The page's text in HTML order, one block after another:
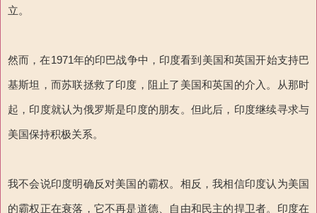
立。
然而，在1971年的印巴战争中，印度看到美国和英国开始支持巴
基斯坦，而苏联拯救了印度，阻止了美国和英国的介入。从那时
起，印度就认为俄罗斯是印度的朋友。但此后，印度继续寻求与
美国保持积极关系。
我不会说印度明确反对美国的霸权。相反，我相信印度认为美国
的霸权正在衰落，它不再是道德、自由和民主的捍卫者。印度在